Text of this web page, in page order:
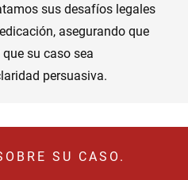
sus desafíos legales
asegurando que
su caso sea
persuasiva.
SU CASO.